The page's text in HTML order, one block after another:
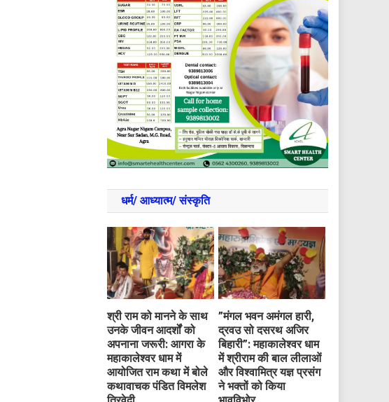
धर्म/ आध्‍यात्‍म/ संस्‍कृति
​श्री राम को मानने के साथ
उनके जीवन आदर्शों को
अपनाना जरूरी: आगरा के
महाकालेश्वर धाम में
आयोजित राम कथा में बोले
कथावाचक पंडित विमलेश
​”मंगल भवन अमंगल हारी,
द्रवउ सो दसरथ अजिर
बिहारी”: महाकालेश्वर धाम
में श्रीराम की बाल लीलाओं
और विश्वामित्र यज्ञ प्रसंग
ने भक्तों को किया